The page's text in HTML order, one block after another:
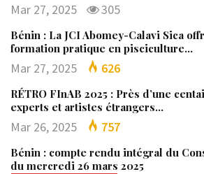
Mar 27, 2025 305
Bénin : La JCI Abomey-Calavi Sica
formation pratique en pisciculture…
Mar 27, 2025 626
RÉTRO FInAB 2025 : Près d’une
experts et artistes étrangers…
Mar 26, 2025 757
Bénin : compte rendu intégral du
du mercredi 26 mars 2025